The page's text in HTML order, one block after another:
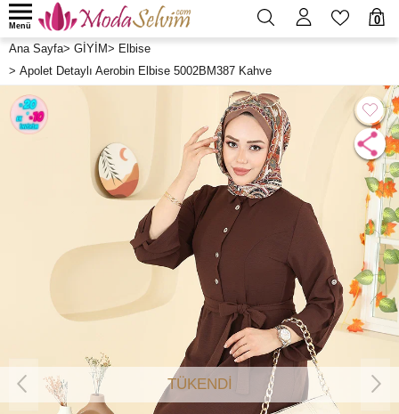
0
Menü
Ana Sayfa> GİYİM> Elbise
> Apolet Detaylı Aerobin Elbise 5002BM387 Kahve
TÜKENDİ